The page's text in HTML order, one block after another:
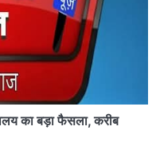
का बड़ा फैसला, करीब